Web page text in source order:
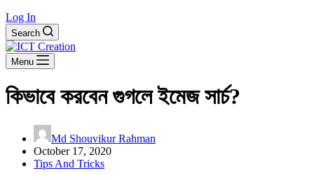
Log In
Search
Menu
কিভাবে করবেন গুগলে ইমেজ সার্চ?
Md Shouvikur Rahman
October 17, 2020
Tips And Tricks